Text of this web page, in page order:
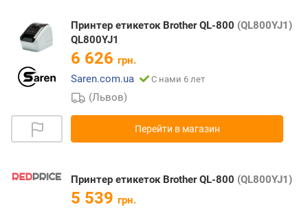
Принтер етикеток Brother QL-800 (QL800YJ1)
QL800YJ1
6 626 грн.
Saren.com.ua
С нами 6 лет
(Львов)
Перейти в магазин
Принтер етикеток Brother QL-800 (QL800YJ1)
5 539 грн.